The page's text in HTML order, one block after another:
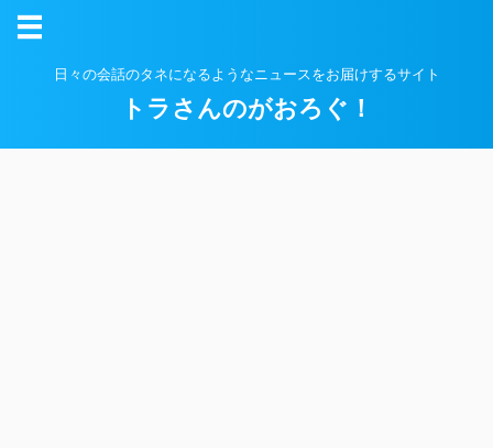
日々の会話のタネになるようなニュースをお届けするサイト
トラさんのがおろぐ！